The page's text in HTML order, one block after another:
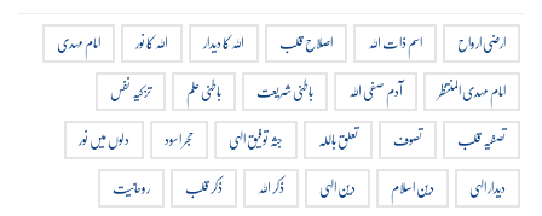
ارضی ارواح اسم ذات اللہ اصلاح قلب اللہ کا دیدار اللہ کا نور
امام مہدی
امام مہدی المنتظر
آدم صفی اللہ باطنی شریعت باطنی علم
تزکیہ نفس
تصفیہ قلب
تصوف تعلق باللہ جثہ توفیق الہی حجر اسود
دلوں میں نور
دیدار الہی
دین اسلام دین الہی ذکر اللہ ذکر قلب
روحانیت